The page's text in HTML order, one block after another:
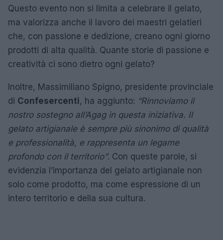
Questo evento non si limita a celebrare il gelato,
ma valorizza anche il lavoro dei maestri gelatieri
che, con passione e dedizione, creano ogni giorno
prodotti di alta qualità. Quante storie di passione e
creatività ci sono dietro ogni gelato?
Inoltre, Massimiliano Spigno, presidente provinciale
di Confesercenti, ha aggiunto: “Rinnoviamo il
nostro sostegno all’Agag in questa iniziativa. Il
gelato artigianale è sempre più sinonimo di qualità
e professionalità, e rappresenta un legame
profondo con il territorio”. Con queste parole, si
evidenzia l’importanza del gelato artigianale non
solo come prodotto, ma come espressione di un
intero territorio e della sua cultura.